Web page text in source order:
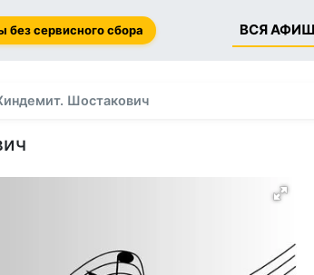
без сервисного сбора ВСЯ
Шостакович